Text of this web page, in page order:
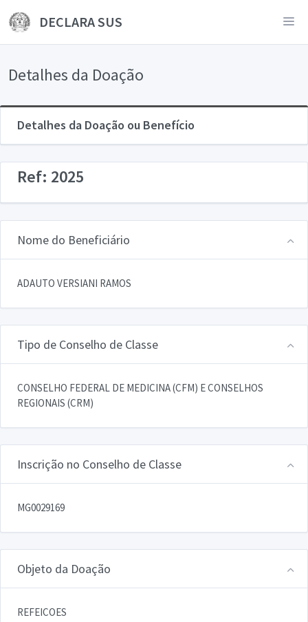
DECLARA SUS
Detalhes da Doação
Detalhes da Doação ou Benefício
Ref: 2025
Nome do Beneficiário
ADAUTO VERSIANI RAMOS
Tipo de Conselho de Classe
CONSELHO FEDERAL DE MEDICINA (CFM) E CONSELHOS
REGIONAIS (CRM)
Inscrição no Conselho de Classe
MG0029169
Objeto da Doação
REFEICOES